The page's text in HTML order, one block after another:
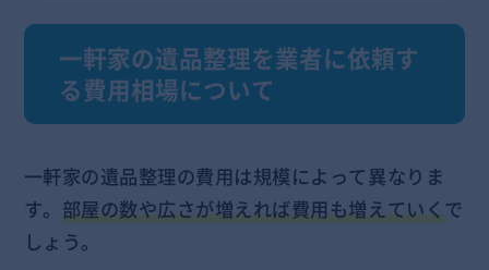
一軒家の遺品整理を業者に依頼す
る費用相場について
一軒家の遺品整理の費用は規模によって異なりま
す。 部屋の数や広さが増えれば費用も増えていくで
しょう。